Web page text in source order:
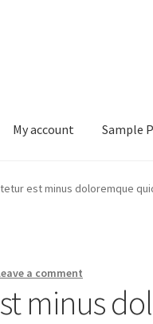
My account Sample
Sample Page Shop
est minus doloremque
a comment
minus